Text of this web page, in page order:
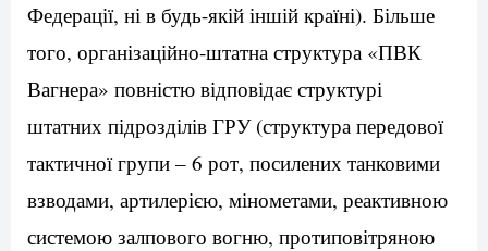
Федерації, ні в будь-якій іншій країні). Більше
того, організаційно-штатна структура «ПВК
Вагнера» повністю відповідає структурі
штатних підрозділів ГРУ (структура передової
тактичної групи – 6 рот, посилених танковими
взводами, артилерією, мінометами, реактивною
системою залпового вогню, протиповітряною